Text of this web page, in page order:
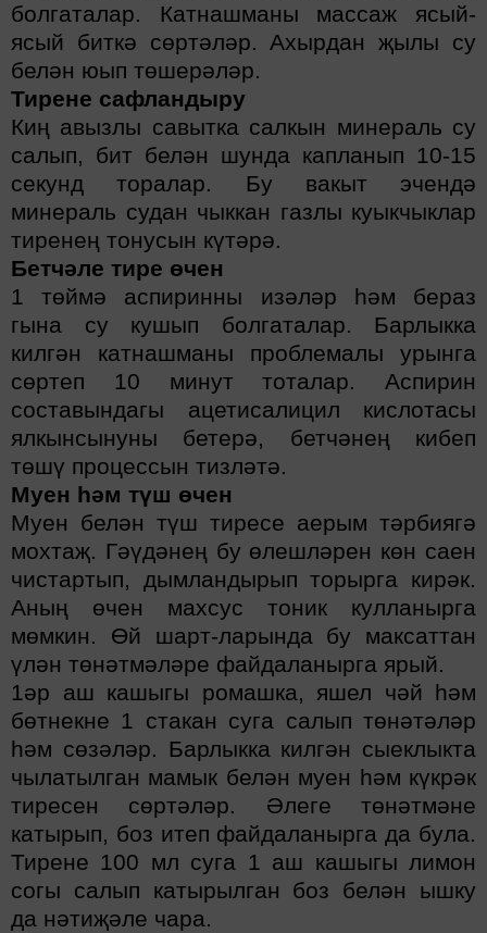
болгаталар. Катнашманы массаж ясый-
ясый биткә сөртәләр. Ахырдан җылы су
белән юып төшерәләр.
Тирене сафландыру
Киң авызлы савытка салкын минераль су
салып, бит белән шунда капланып 10-15
секунд торалар. Бу вакыт эчендә
минераль судан чыккан газлы куыкчыклар
тиренең тонусын күтәрә.
Бетчәле тире өчен
1 төймә аспиринны изәләр һәм бераз
гына су кушып болгаталар. Барлыкка
килгән катнашманы проблемалы урынга
сөртеп 10 минут тоталар. Аспирин
составындагы ацетисалицил кислотасы
ялкынсынуны бетерә, бетчәнең кибеп
төшү процессын тизләтә.
Муен һәм түш өчен
Муен белән түш тиресе аерым тәрбиягә
мохтаҗ. Гәүдәнең бу өлешләрен көн саен
чистартып, дымландырып торырга кирәк.
Аның өчен махсус тоник кулланырга
мөмкин. Өй шарт-ларында бу максаттан
үлән төнәтмәләре файдаланырга ярый.
1әр аш кашыгы ромашка, яшел чәй һәм
бөтнекне 1 стакан суга салып төнәтәләр
һәм сөзәләр. Барлыкка килгән сыеклыкта
чылатылган мамык белән муен һәм күкрәк
тиресен сөртәләр. Әлеге төнәтмәне
катырып, боз итеп файдаланырга да була.
Тирене 100 мл суга 1 аш кашыгы лимон
согы салып катырылган боз белән ышку
да нәтиҗәле чара.